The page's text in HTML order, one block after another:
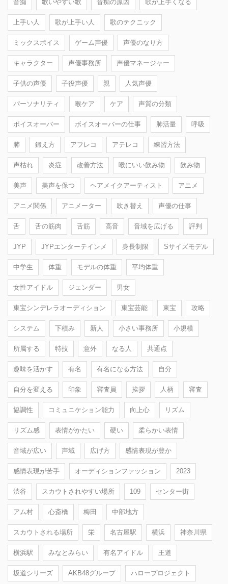
音痴 歌いやすい歌 音痴の原因 歌が上手くなる
上手い人 歌が上手い人 歌のテクニック
ミックスボイス ゲーム声優 声優のなり方
キャラクター 声優事務所 声優マネージャー
子供の声優 子役声優 親 人気声優
パーソナリティ 喉ケア ケア 声質の分類
ボイスオーバー ボイスオーバーの仕事 肺活量 呼吸
肺 鍛え方 アフレコ アテレコ 練習方法
声枯れ 炎症 改善方法 喉にいい飲み物 飲み物
美声 美声を保つ ヘアメイクアーティスト アニメ
アニメ関係 アニメーター 吹き替え 声優の仕事
舌 舌の筋肉 舌筋 高音 音域を広げる 評判
JYP JYPエンターテインメ 身長制限 Sサイズモデル
中学生 体重 モデルの体重 平均体重
女性アイドル ジェンダー 男女
東宝シンデレラオーディション 東宝芸能 東宝 攻略
システム 下積み 新人 小さい事務所 小規模
所属する 特技 意外 なる人 共通点
趣味を活かす 有名 有名になる方法 自分
自分を変える 印象 審査員 挨拶 人柄 審査
協調性 コミュニケション能力 向上心 リズム
リズム感 表情がかたい 硬い 柔らかい表情
音域が広い 声域 広げ方 感情表現が豊か
感情表現が苦手 オーディションファッション 2023
渋谷 スカウトされやすい場所 109 センター街
アム村 心斎橋 梅田 中部地方
スカウトされる場所 栄 名古屋駅 横浜 神奈川県
横浜駅 みなとみらい 有名アイドル 王道
坂道シリーズ AKB48グループ ハロープロジェクト